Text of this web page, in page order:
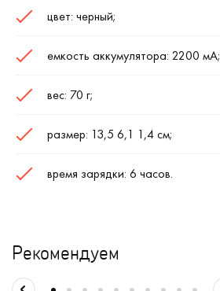
цвет: черный;
емкость аккумулятора: 2200 мА;
вес: 70 г;
размер: 13,5 6,1 1,4 см;
время зарядки: 6 часов.
Рекомендуем